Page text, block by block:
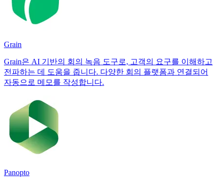
Grain
Grain은 AI 기반의 회의 녹음 도구로, 고객의 요구를 이해하고
전파하는 데 도움을 줍니다. 다양한 회의 플랫폼과 연결되어
자동으로 메모를 작성합니다.
Panopto